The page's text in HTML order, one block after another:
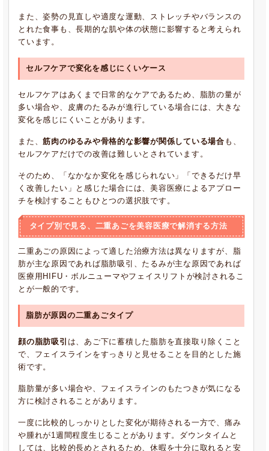
また、姿勢の見直しや適度な運動、ストレッチやバランスの
とれた食事も、長期的な肌や体の状態に影響すると考えられ
ています。
セルフケアで変化を感じにくいケース
セルフケアはあくまで日常的なケアであるため、脂肪の量が
多い場合や、皮膚のたるみが進行している場合には、大きな
変化を感じにくいことがあります。
また、筋肉のゆるみや骨格的な影響が関係している場合 も、
セルフケアだけでの改善は難しいとされています。
そのため、「なかなか変化を感じられない」「できるだけ早
く改善したい」と感じた場合には、美容医療によるアプロー
チを検討することもひとつの選択肢です。
タイプ別で見る、二重あごを美容医療で解消する方法
二重あごの原因によって適した治療方法は異なりますが、脂
肪が主な原因であれば脂肪吸引、たるみが主な原因であれば
医療用HIFU・ボルニューマやフェイスリフトが検討されるこ
とが一般的です。
脂肪が原因の二重あごタイプ
顔の脂肪吸引 は、あご下に蓄積した脂肪を直接取り除くこと
で、フェイスラインをすっきりと見せることを目的とした施
術です。
脂肪量が多い場合や、フェイスラインのもたつきが気になる
方に検討されることがあります。
一度に比較的しっかりとした変化が期待される一方で、痛み
や腫れが1週間程度生じることがあります。ダウンタイムと
しては、比較的長めとされるため、休暇を十分に取れると安